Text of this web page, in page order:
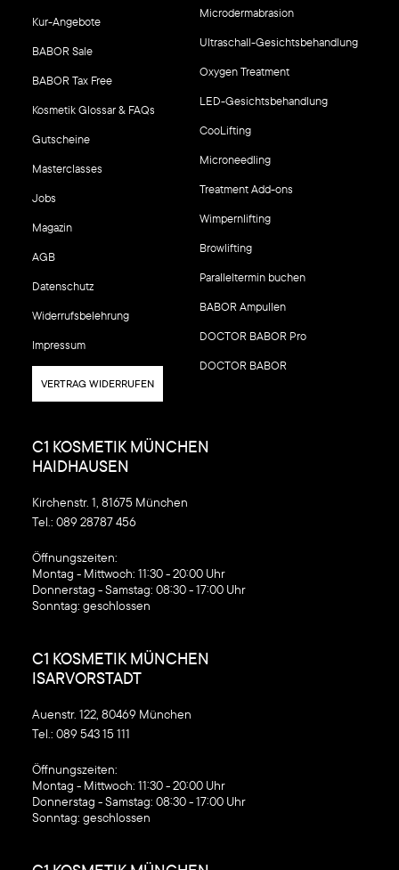
Kur-Angebote
BABOR Sale
BABOR Tax Free
Kosmetik Glossar & FAQs
Gutscheine
Masterclasses
Jobs
Magazin
AGB
Datenschutz
Widerrufsbelehrung
Impressum
VERTRAG WIDERRUFEN
Microdermabrasion
Ultraschall-Gesichtsbehandlung
Oxygen Treatment
LED-Gesichtsbehandlung
CooLifting
Microneedling
Treatment Add-ons
Wimpernlifting
Browlifting
Paralleltermin buchen
BABOR Ampullen
DOCTOR BABOR Pro
DOCTOR BABOR
C1 KOSMETIK MÜNCHEN
HAIDHAUSEN
Kirchenstr. 1, 81675 München
Tel.: 089 28787 456
‍Öffnungszeiten:
Montag - Mittwoch: 11:30 - 20:00 Uhr
Donnerstag - Samstag: 08:30 - 17:00 Uhr
Sonntag: geschlossen
C1 KOSMETIK MÜNCHEN
ISARVORSTADT
Auenstr. 122, 80469 München
Tel.: 089 543 15 111
‍Öffnungszeiten:
Montag - Mittwoch: 11:30 - 20:00 Uhr
Donnerstag - Samstag: 08:30 - 17:00 Uhr
Sonntag: geschlossen